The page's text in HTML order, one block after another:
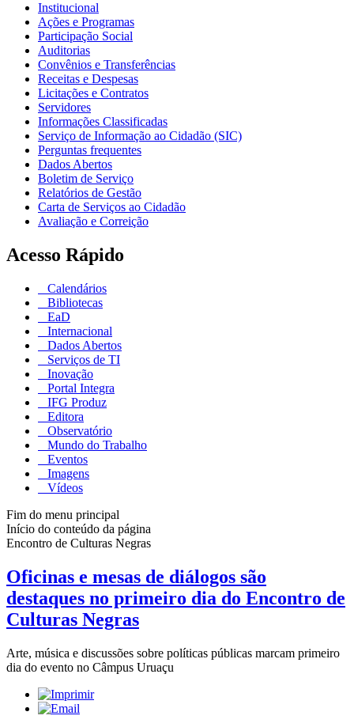
Institucional
Ações e Programas
Participação Social
Auditorias
Convênios e Transferências
Receitas e Despesas
Licitações e Contratos
Servidores
Informações Classificadas
Serviço de Informação ao Cidadão (SIC)
Perguntas frequentes
Dados Abertos
Boletim de Serviço
Relatórios de Gestão
Carta de Serviços ao Cidadão
Avaliação e Correição
Acesso Rápido
Calendários
Bibliotecas
EaD
Internacional
Dados Abertos
Serviços de TI
Inovação
Portal Integra
IFG Produz
Editora
Observatório
Mundo do Trabalho
Eventos
Imagens
Vídeos
Fim do menu principal
Início do conteúdo da página
Encontro de Culturas Negras
Oficinas e mesas de diálogos são
destaques no primeiro dia do Encontro de
Culturas Negras
Arte, música e discussões sobre políticas públicas marcam primeiro
dia do evento no Câmpus Uruaçu